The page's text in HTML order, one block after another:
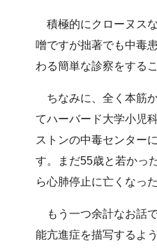
積極的にクローヌス
噌ですが拙著でも中毒
わる簡単な診察をする
ちなみに、全く本筋
てハーバード大学小児
ストンの中毒センター
す。まだ55歳と若かっ
ら心肺停止に亡くなっ
もう一つ余計なお話
能亢進症を描写するよ